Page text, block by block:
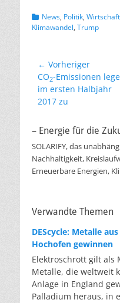
Kategorien
News, Politik, Wirtschaft
Klimawandel, Trump
← Vorheriger
Vorheriger
Beitrag:
CO2-Emissionen
im ersten Halbjahr
2017 zu
– Energie für die
SOLARIFY, das
Nachhaltigkeit,
Erneuerbare Energien,
Verwandte Themen
DEScycle: Metalle
Hochofen gewinnen
Elektroschrott gilt als
Metalle, die weltweit
Anlage in England
Palladium heraus, in